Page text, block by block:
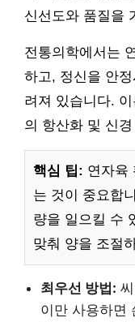
신선도와 품질을
전통의학에서는
하고, 정신을 안
려져 있습니다.
의 항산화 및 신
핵심 팁: 연자육
는 것이 중요합
량을 일으킬 수
맞춰 양을 조절
최우선 방법:
이만 사용하면